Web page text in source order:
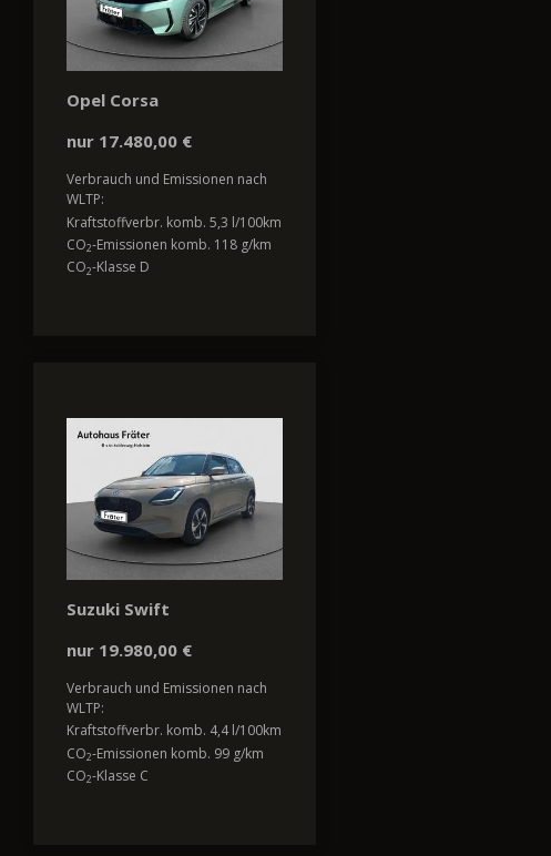
Opel Corsa
nur 17.480,00 €
Verbrauch und Emissionen nach
WLTP:
Kraftstoffverbr. komb. 5,3 l/100km
CO2-Emissionen komb. 118 g/km
CO2-Klasse D
Suzuki Swift
nur 19.980,00 €
Verbrauch und Emissionen nach
WLTP:
Kraftstoffverbr. komb. 4,4 l/100km
CO2-Emissionen komb. 99 g/km
CO2-Klasse C